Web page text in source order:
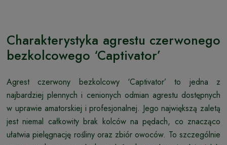
Charakterystyka agrestu czerwonego
bezkolcowego ‘Captivator’
Agrest czerwony bezkolcowy ‘Captivator’ to jedna z
najbardziej plennych i cenionych odmian agrestu dostępnych
w uprawie amatorskiej i profesjonalnej. Jego największą zaletą
jest niemal całkowity brak kolców na pędach, co znacząco
ułatwia pielęgnację rośliny oraz zbiór owoców. To szczególnie